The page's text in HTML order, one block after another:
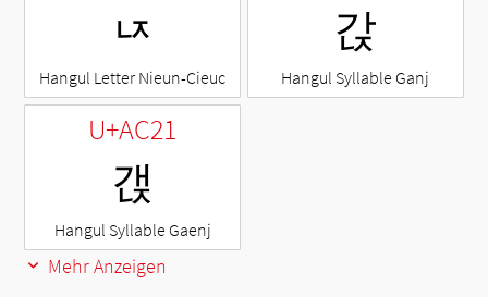
ㄵ
Hangul Letter Nieun-Cieuc
갅
Hangul Syllable Ganj
U+AC21
갡
Hangul Syllable Gaenj
Mehr Anzeigen